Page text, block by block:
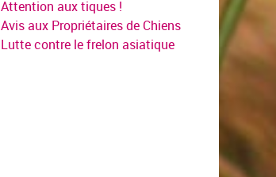
Attention aux tiques !
Avis aux Propriétaires de Chiens
Lutte contre le frelon asiatique